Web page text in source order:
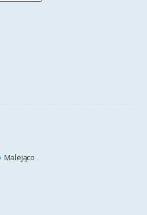
Malejąco